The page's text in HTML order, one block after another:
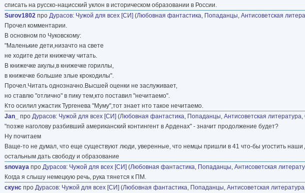
списать на русско-нацисский уклон в историческом образовании в России.
Surov1802 про Дурасов: Чужой для всех [СИ] (Любовная фантастика, Попаданцы, Антисоветская
Прочел комментарии.
В основном по Чуковскому:
"Маленькие дети,низачто на свете
не ходите дети книжечку читать.
В книжечке акулы,в книжечке гориллы,
в книжечке большие злые крокодилы".
Прочел.Читать однозначно.Высшей оценки не заслуживает,
но ставлю "отлично" в пику тем,кто поставил "нечитаемо".
Кто осилил ужастик Тургенева "Муму",тот знает нто такое нечитаемо.
Jan_
про Дурасов: Чужой для всех [СИ] (Любовная фантастика, Попаданцы, Антисоветская литература,
"позже наголову разбивший американский контингент в Арденах" - значит продолжение будет?
Ну почитаем
Ваще-то не думал, что еще существуют люди, уверенные, что немцы пришли в 41 что-бы угостить
остальным дать свободу и образование
snovaya про Дурасов: Чужой для всех [СИ] (Любовная фантастика, Попаданцы, Антисоветская
Когда я слышу немецкую речь, рука тянется к ПМ.
скунс про Дурасов: Чужой для всех [СИ] (Любовная фантастика, Попаданцы, Антисоветская литература